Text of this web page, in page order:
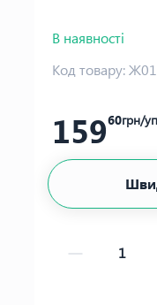
В наявності
Код товару:
15960грн/